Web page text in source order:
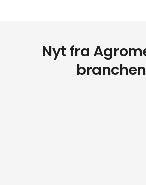
Nyt fra
branchen